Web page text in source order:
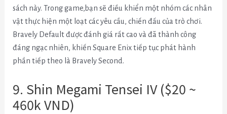
sách này. Trong game,bạn sẽ điều khiển một nhóm các nhân
vật thực hiện một loạt các yêu cầu, chiến đấu của trò chơi.
Bravely Default được đánh giá rất cao và đã thành công
đáng ngạc nhiên, khiến Square Enix tiếp tục phát hành
phần tiếp theo là Bravely Second.
9. Shin Megami Tensei IV ($20 ~
460k VND)